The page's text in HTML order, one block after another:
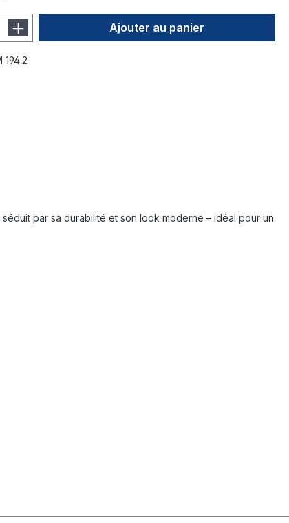
Ajouter au panier
194.2
par sa durabilité et son look moderne – idéal pour un